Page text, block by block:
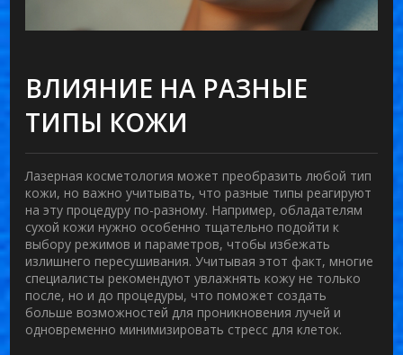
ВЛИЯНИЕ НА РАЗНЫЕ
ТИПЫ КОЖИ
Лазерная косметология может преобразить любой тип
кожи, но важно учитывать, что разные типы реагируют
на эту процедуру по-разному. Например, обладателям
сухой кожи нужно особенно тщательно подойти к
выбору режимов и параметров, чтобы избежать
излишнего пересушивания. Учитывая этот факт, многие
специалисты рекомендуют увлажнять кожу не только
после, но и до процедуры, что поможет создать
больше возможностей для проникновения лучей и
одновременно минимизировать стресс для клеток.